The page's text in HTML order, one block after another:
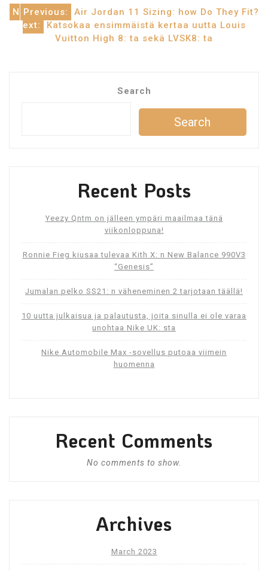
Post
navigation
Previous: Air Jordan 11 Sizing: how Do They Fit?
N
ext:
Katsokaa ensimmäistä kertaa uutta Louis
Vuitton High 8: ta sekä LVSK8: ta
Search
Search
Recent Posts
Yeezy Qntm on jälleen ympäri maailmaa tänä
viikonloppuna!
Ronnie Fieg kiusaa tulevaa Kith X: n New Balance 990V3
“Genesis”
Jumalan pelko SS21: n väheneminen 2 tarjotaan täällä!
10 uutta julkaisua ja palautusta, joita sinulla ei ole varaa
unohtaa Nike UK: sta
Nike Automobile Max -sovellus putoaa viimein
huomenna
Recent Comments
No comments to show.
Archives
March 2023